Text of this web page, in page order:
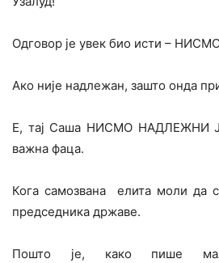
Одговор је увек био исти –
Ако није надлежан, зашто онда
Е, тај Саша НИСМО НАДЛЕЖНИ
важна фаца.
Кога самозвана елита моли да
председника државе.
Пошто је, како пише